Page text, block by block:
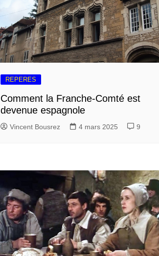
REPERES
Comment la Franche-Comté est
devenue espagnole
Vincent Bousrez 4 mars 2025 9